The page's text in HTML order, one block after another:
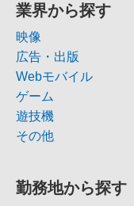
業界から探す
映像
広告・出版
Webモバイル
ゲーム
遊技機
その他
勤務地から探す